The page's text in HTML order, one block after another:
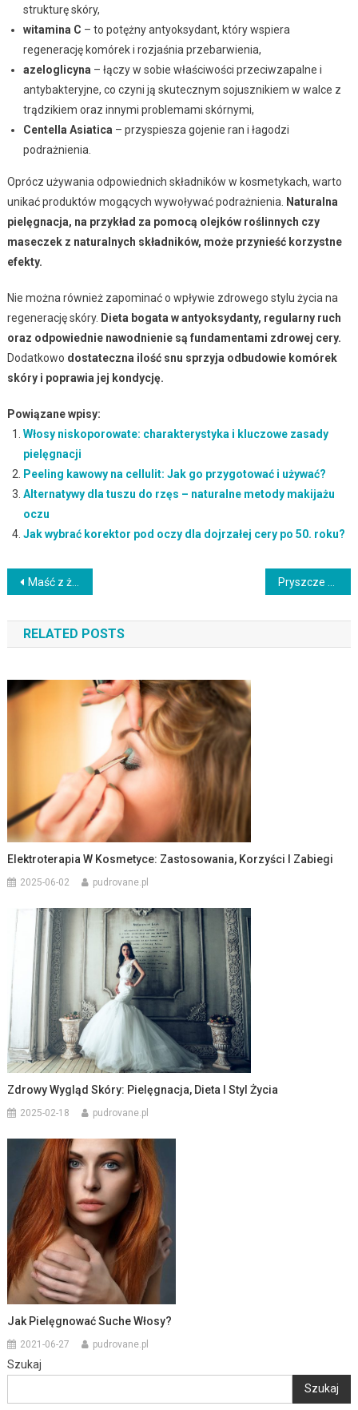
strukturę skóry,
witamina C – to potężny antyoksydant, który wspiera
regenerację komórek i rozjaśnia przebarwienia,
azeloglicyna – łączy w sobie właściwości przeciwzapalne i
antybakteryjne, co czyni ją skutecznym sojusznikiem w walce z
trądzikiem oraz innymi problemami skórnymi,
Centella Asiatica – przyspiesza gojenie ran i łagodzi
podrażnienia.
Oprócz używania odpowiednich składników w kosmetykach, warto
unikać produktów mogących wywoływać podrażnienia.
Naturalna
pielęgnacja, na przykład za pomocą olejków roślinnych czy
maseczek z naturalnych składników, może przynieść korzystne
efekty.
Nie można również zapominać o wpływie zdrowego stylu życia na
regenerację skóry. Dieta bogata w antyoksydanty, regularny ruch
oraz odpowiednie nawodnienie są fundamentami zdrowej cery.
Dodatkowo dostateczna ilość snu sprzyja odbudowie komórek
skóry i poprawia jej kondycję.
Powiązane wpisy:
Włosy niskoporowate: charakterystyka i kluczowe zasady
pielęgnacji
Peeling kawowy na cellulit: Jak go przygotować i używać?
Alternatywy dla tuszu do rzęs – naturalne metody makijażu
oczu
Jak wybrać korektor pod oczy dla dojrzałej cery po 50. roku?
Nawigacja
wpisu
Maść z żyworódki – właściwości, zastosowanie i działanie terapeutyczne
RELATED POSTS
Elektroterapia W Kosmetyce: Zastosowania, Korzyści I Zabiegi
2025-06-02 pudrovane.pl
Zdrowy Wygląd Skóry: Pielęgnacja, Dieta I Styl Życia
2025-02-18 pudrovane.pl
Jak Pielęgnować Suche Włosy?
2021-06-27 pudrovane.pl
Szukaj
Szukaj